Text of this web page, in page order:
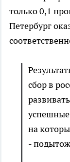
только 0,1
Петербург
сбор в
на
-